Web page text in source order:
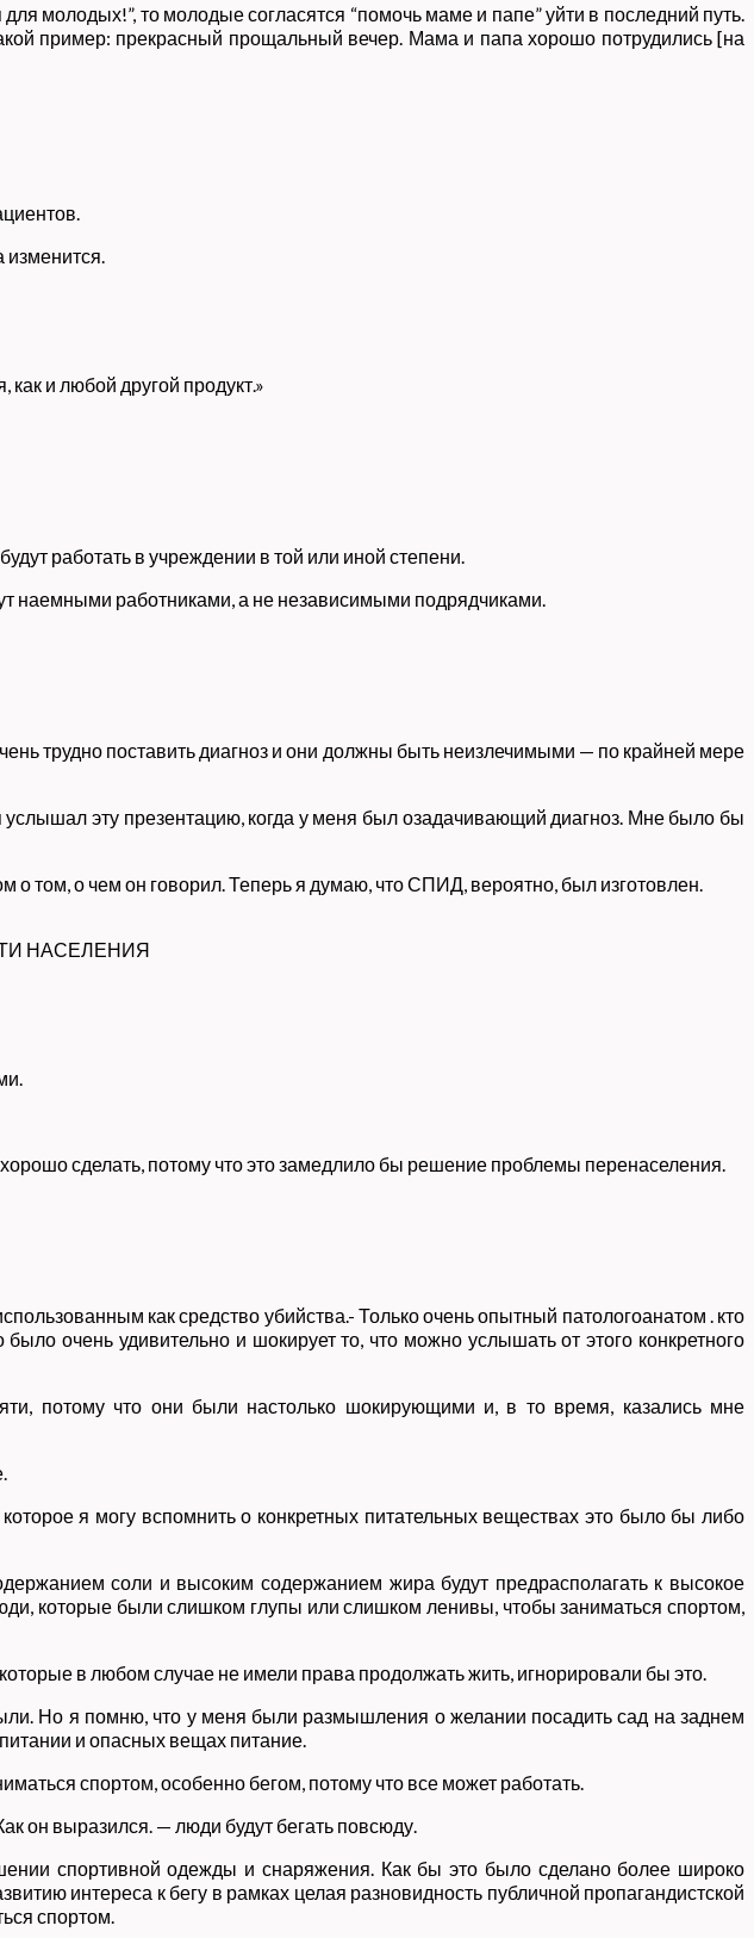
молодых!”, то молодые согласятся “помочь маме и папе” уйти в последний путь.
пример: прекрасный прощальный вечер. Мама и папа хорошо потрудились [на
изменится.
и любой другой продукт.»
работать в учреждении в той или иной степени.
наемными работниками, а не независимыми подрядчиками.
трудно поставить диагноз и они должны быть неизлечимыми — по крайней мере
эту презентацию, когда у меня был озадачивающий диагноз. Мне было бы
том, о чем он говорил. Теперь я думаю, что СПИД, вероятно, был изготовлен.
НАСЕЛЕНИЯ
сделать, потому что это замедлило бы решение проблемы перенаселения.
как средство убийства.- Только очень опытный патологоанатом . кто
очень удивительно и шокирует то, что можно услышать от этого конкретного
потому что они были настолько шокирующими и, в то время, казались мне
я могу вспомнить о конкретных питательных веществах это было бы либо
соли и высоким содержанием жира будут предрасполагать к высокое
которые были слишком глупы или слишком ленивы, чтобы заниматься спортом,
в любом случае не имели права продолжать жить, игнорировали бы это.
Но я помню, что у меня были размышления о желании посадить сад на заднем
и опасных вещах питание.
спортом, особенно бегом, потому что все может работать.
он выразился. — люди будут бегать повсюду.
спортивной одежды и снаряжения. Как бы это было сделано более широко
интереса к бегу в рамках целая разновидность публичной пропагандистской
спортом.